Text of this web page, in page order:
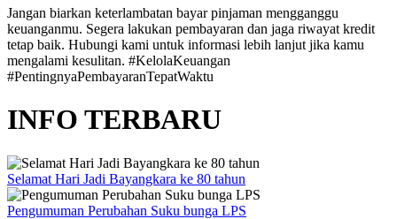
Jangan biarkan keterlambatan bayar pinjaman mengganggu
keuanganmu. Segera lakukan pembayaran dan jaga riwayat kredit
tetap baik. Hubungi kami untuk informasi lebih lanjut jika kamu
mengalami kesulitan. #KelolaKeuangan
#PentingnyaPembayaranTepatWaktu
INFO TERBARU
Selamat Hari Jadi Bayangkara ke 80 tahun
Pengumuman Perubahan Suku bunga LPS